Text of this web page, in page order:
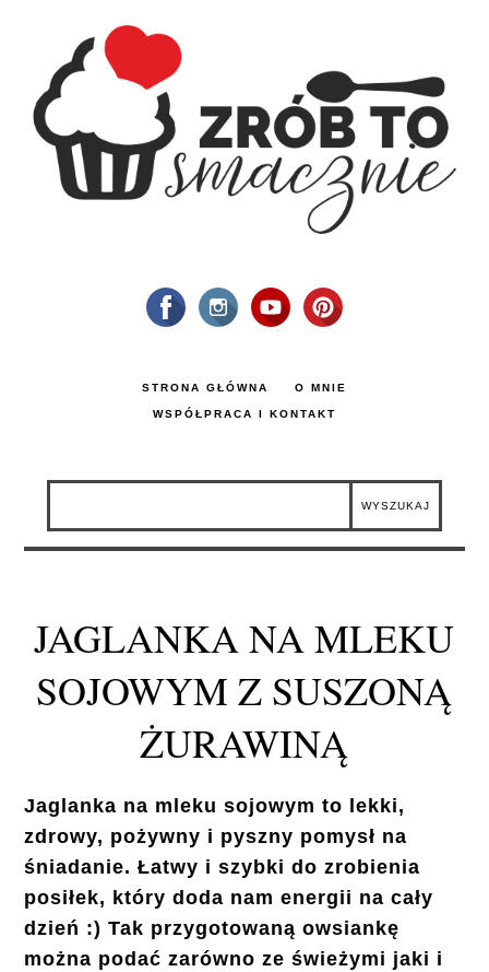
STRONA GŁÓWNA O MNIE
WSPÓŁPRACA I KONTAKT
JAGLANKA NA MLEKU
SOJOWYM Z SUSZONĄ
ŻURAWINĄ
Jaglanka na mleku sojowym to lekki,
zdrowy, pożywny i pyszny pomysł na
śniadanie. Łatwy i szybki do zrobienia
posiłek, który doda nam energii na cały
dzień :) Tak przygotowaną owsiankę
można podać zarówno ze świeżymi jaki i